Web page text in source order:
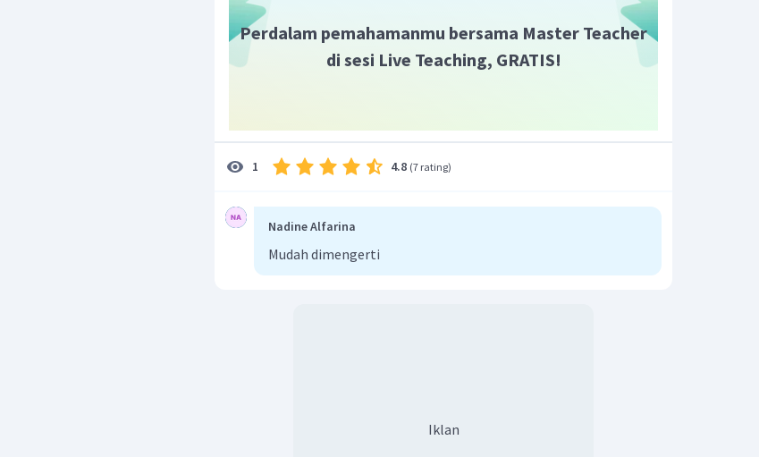
Perdalam pemahamanmu bersama Master Teacher
di sesi Live Teaching, GRATIS!
1 4.8 (7 rating)
Nadine Alfarina
Mudah dimengerti
Iklan